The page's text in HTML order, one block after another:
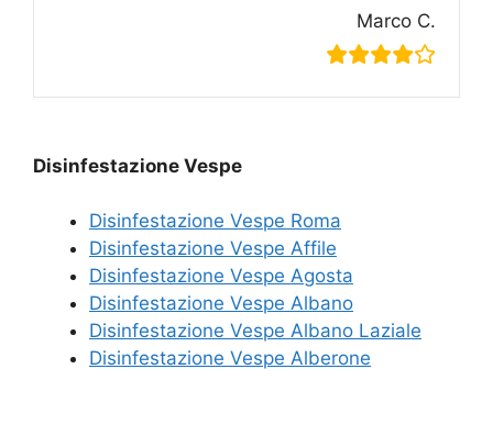
Marco C.
Disinfestazione Vespe
Disinfestazione Vespe Roma
Disinfestazione Vespe Affile
Disinfestazione Vespe Agosta
Disinfestazione Vespe Albano
Disinfestazione Vespe Albano Laziale
Disinfestazione Vespe Alberone